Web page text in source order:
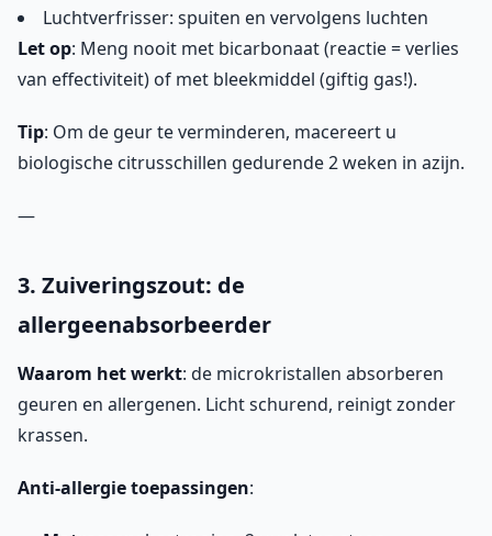
Luchtverfrisser: spuiten en vervolgens luchten
Let op: Meng nooit met bicarbonaat (reactie = verlies
van effectiviteit) of met bleekmiddel (giftig gas!).
Tip: Om de geur te verminderen, macereert u
biologische citrusschillen gedurende 2 weken in azijn.
—
3. Zuiveringszout: de
allergeenabsorbeerder
Waarom het werkt: de microkristallen absorberen
geuren en allergenen. Licht schurend, reinigt zonder
krassen.
Anti-allergie toepassingen: